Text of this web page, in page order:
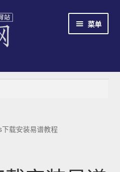
菜单
载安装易谱教程